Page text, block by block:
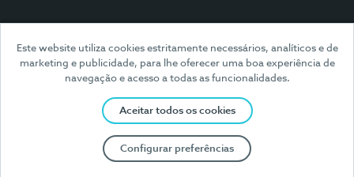
Este website utiliza cookies estritamente necessários, analíticos e de
marketing e publicidade, para lhe oferecer uma boa experiência de
navegação e acesso a todas as funcionalidades.
Aceitar todos os cookies
Configurar preferências